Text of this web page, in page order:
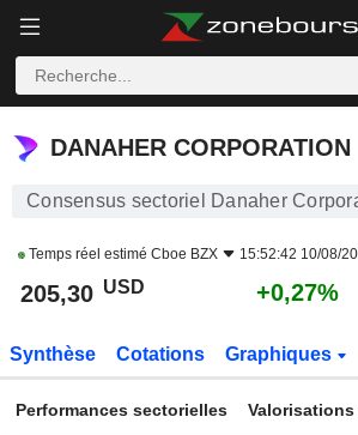
DANAHER CORPORATION
DANAHER CORPORATION
Consensus sectoriel Danaher
Temps réel estimé Cboe BZX 15:52:42 10/08/
205,30 USD +0,27%
Synthèse Cotations Graphiques
Performances sectorielles